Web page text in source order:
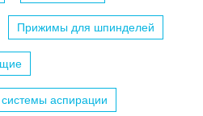
Прижимы для шпинделей
аспирации